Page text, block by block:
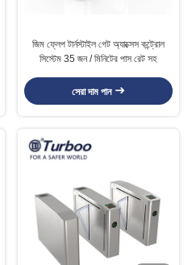
জিম ফ্লেপ টার্নস্টাইল গেট অ্যাক্সেস কন্ট্রোল
সিস্টেম 35 জন / মিনিটের পাস রেট সহ
সেরা দাম পান